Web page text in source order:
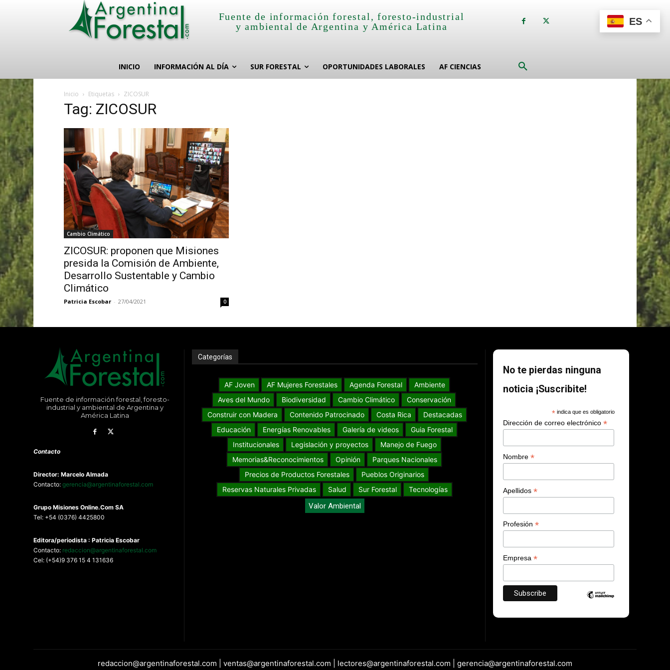
Fuente de información forestal, foresto-industrial
y ambiental de Argentina y América Latina
INICIO INFORMACIÓN AL DÍA SUR FORESTAL OPORTUNIDADES LABORALES AF CIENCIAS
Inicio Etiquetas ZICOSUR
Tag: ZICOSUR
Cambio Climático
ZICOSUR: proponen que Misiones
presida la Comisión de Ambiente,
Desarrollo Sustentable y Cambio
Climático
Patricia Escobar - 27/04/2021 0
Fuente de información forestal, foresto-
industrial y ambiental de Argentina y
América Latina
Contacto
Director: Marcelo Almada
Contacto: gerencia@argentinaforestal.com
Grupo MisionesOnline.Com SA
Tel: +54 (0376) 4425800
Editora/periodista : Patricia Escobar
Contacto: redaccion@argentinaforestal.com
Cel: (+54)9 376 15 4 131636
Categorías
AF Joven AF Mujeres Forestales Agenda Forestal
Ambiente
Aves del Mundo
Biodiversidad Cambio Climático
Conservación
Construir con Madera
Contenido Patrocinado Costa Rica
Destacadas
Educación
Energías Renovables Galería de videos
Guia Forestal
Institucionales
Legislación y proyectos
Manejo de Fuego
Memorias&Reconocimientos
Opinión
Parques Nacionales
Precios de Productos Forestales
Pueblos Originarios
Reservas Naturales Privadas
Salud Sur Forestal Tecnologías
Valor Ambiental
No te pierdas ninguna
noticia ¡Suscribite!
*indica que es obligatorio
Dirección de correo electrónico*
Nombre*
Apellidos*
Profesión*
Empresa*
redaccion@argentinaforestal.com | ventas@argentinaforestal.com | lectores@argentinaforestal.com | gerencia@argentinaforestal.com
ES